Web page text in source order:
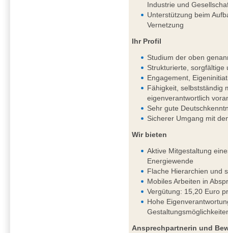
Industrie und
Unterstützung beim
Vernetzung
Ihr Profil
Studium der oben
Strukturierte, sorgfältige
Engagement,
Fähigkeit, selbstständig
eigenverantwortlich
Sehr gute
Sicherer Umgang mit
Wir bieten
Aktive Mitgestaltung
Energiewende
Flache Hierarchien und
Mobiles Arbeiten in
Vergütung: 15,20 Euro
Hohe
Ansprechpartnerin und